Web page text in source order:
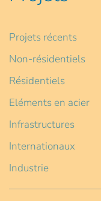
Projets récents
Non-résidentiels
Résidentiels
Eléments en acier
Infrastructures
Internationaux
Industrie